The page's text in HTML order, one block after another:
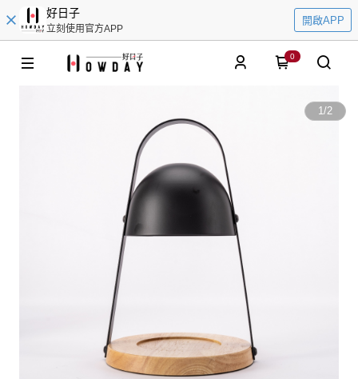
好日子
立刻使用官方APP
開啟APP
0
1/2